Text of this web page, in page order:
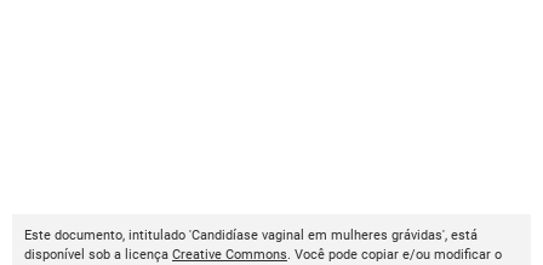
Este documento, intitulado 'Candidíase vaginal em mulheres grávidas', está
disponível sob a licença Creative Commons. Você pode copiar e/ou modificar o